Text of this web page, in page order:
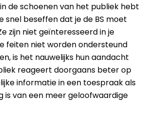
de schoenen van het publiek hebt
snel beseffen dat je de BS moet
zijn niet geïnteresseerd in je
feiten niet worden ondersteund
is het nauwelijks hun aandacht
reageert doorgaans beter op
informatie in een toespraak als
is van een meer geloofwaardige